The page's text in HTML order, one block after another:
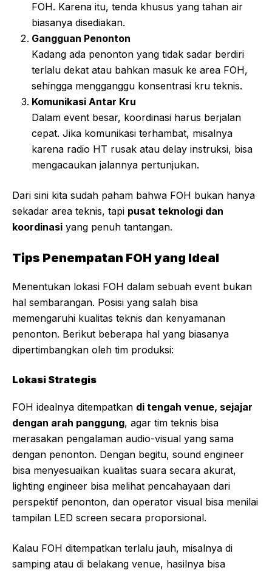
FOH. Karena itu, tenda khusus yang tahan air
biasanya disediakan.
Gangguan Penonton
Kadang ada penonton yang tidak sadar berdiri
terlalu dekat atau bahkan masuk ke area FOH,
sehingga mengganggu konsentrasi kru teknis.
Komunikasi Antar Kru
Dalam event besar, koordinasi harus berjalan
cepat. Jika komunikasi terhambat, misalnya
karena radio HT rusak atau delay instruksi, bisa
mengacaukan jalannya pertunjukan.
Dari sini kita sudah paham bahwa FOH bukan hanya
sekadar area teknis, tapi pusat teknologi dan
koordinasi yang penuh tantangan.
Tips Penempatan FOH yang Ideal
Menentukan lokasi FOH dalam sebuah event bukan
hal sembarangan. Posisi yang salah bisa
memengaruhi kualitas teknis dan kenyamanan
penonton. Berikut beberapa hal yang biasanya
dipertimbangkan oleh tim produksi:
Lokasi Strategis
FOH idealnya ditempatkan di tengah venue, sejajar
dengan arah panggung, agar tim teknis bisa
merasakan pengalaman audio-visual yang sama
dengan penonton. Dengan begitu, sound engineer
bisa menyesuaikan kualitas suara secara akurat,
lighting engineer bisa melihat pencahayaan dari
perspektif penonton, dan operator visual bisa menilai
tampilan LED screen secara proporsional.
Kalau FOH ditempatkan terlalu jauh, misalnya di
samping atau di belakang venue, hasilnya bisa